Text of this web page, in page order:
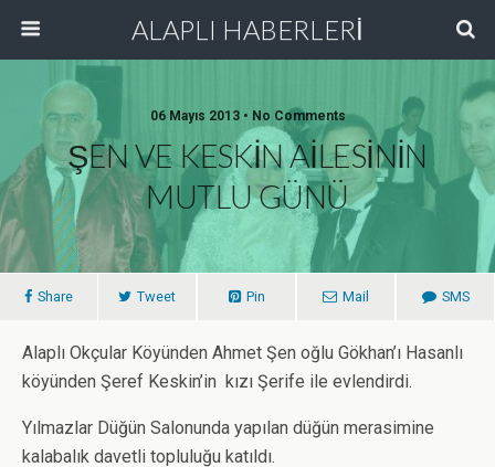
ALAPLI HABERLERİ
06 Mayıs 2013 • No Comments
ŞEN VE KESKİN AİLESİNİN
MUTLU GÜNÜ
Share Tweet Pin Mail SMS
Alaplı Okçular Köyünden Ahmet Şen oğlu Gökhan’ı Hasanlı
köyünden Şeref Keskin’in kızı Şerife ile evlendirdi.
Yılmazlar Düğün Salonunda yapılan düğün merasimine
kalabalık davetli topluluğu katıldı.